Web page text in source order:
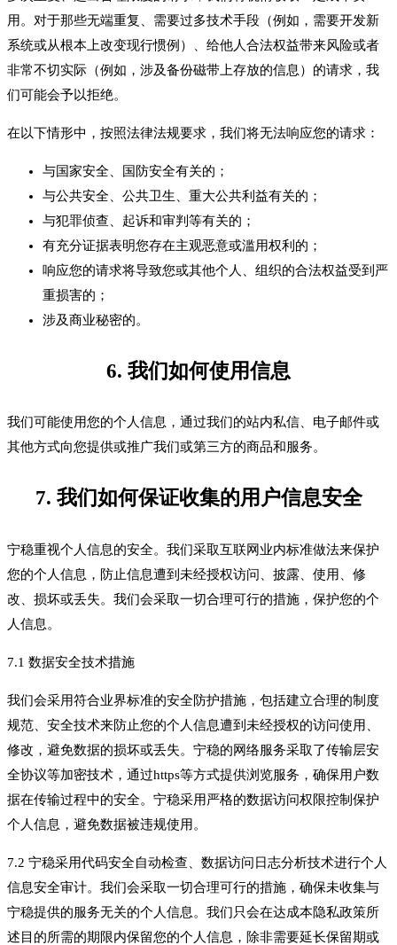
用。对于那些无端重复、需要过多技术手段（例如，需要开发新
系统或从根本上改变现行惯例）、给他人合法权益带来风险或者
非常不切实际（例如，涉及备份磁带上存放的信息）的请求，我
们可能会予以拒绝。
在以下情形中，按照法律法规要求，我们将无法响应您的请求：
与国家安全、国防安全有关的；
与公共安全、公共卫生、重大公共利益有关的；
与犯罪侦查、起诉和审判等有关的；
有充分证据表明您存在主观恶意或滥用权利的；
响应您的请求将导致您或其他个人、组织的合法权益受到严
重损害的；
涉及商业秘密的。
6. 我们如何使用信息
我们可能使用您的个人信息，通过我们的站内私信、电子邮件或
其他方式向您提供或推广我们或第三方的商品和服务。
7. 我们如何保证收集的用户信息安全
宁稳重视个人信息的安全。我们采取互联网业内标准做法来保护
您的个人信息，防止信息遭到未经授权访问、披露、使用、修
改、损坏或丢失。我们会采取一切合理可行的措施，保护您的个
人信息。
7.1 数据安全技术措施
我们会采用符合业界标准的安全防护措施，包括建立合理的制度
规范、安全技术来防止您的个人信息遭到未经授权的访问使用、
修改，避免数据的损坏或丢失。宁稳的网络服务采取了传输层安
全协议等加密技术，通过https等方式提供浏览服务，确保用户数
据在传输过程中的安全。宁稳采用严格的数据访问权限控制保护
个人信息，避免数据被违规使用。
7.2 宁稳采用代码安全自动检查、数据访问日志分析技术进行个人
信息安全审计。我们会采取一切合理可行的措施，确保未收集与
宁稳提供的服务无关的个人信息。我们只会在达成本隐私政策所
述目的所需的期限内保留您的个人信息，除非需要延长保留期或